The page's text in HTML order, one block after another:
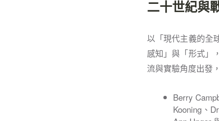
二十世紀與
以「現代主義的全
感知」與「形式」
流與實驗角度出發
Berry
Kooning、